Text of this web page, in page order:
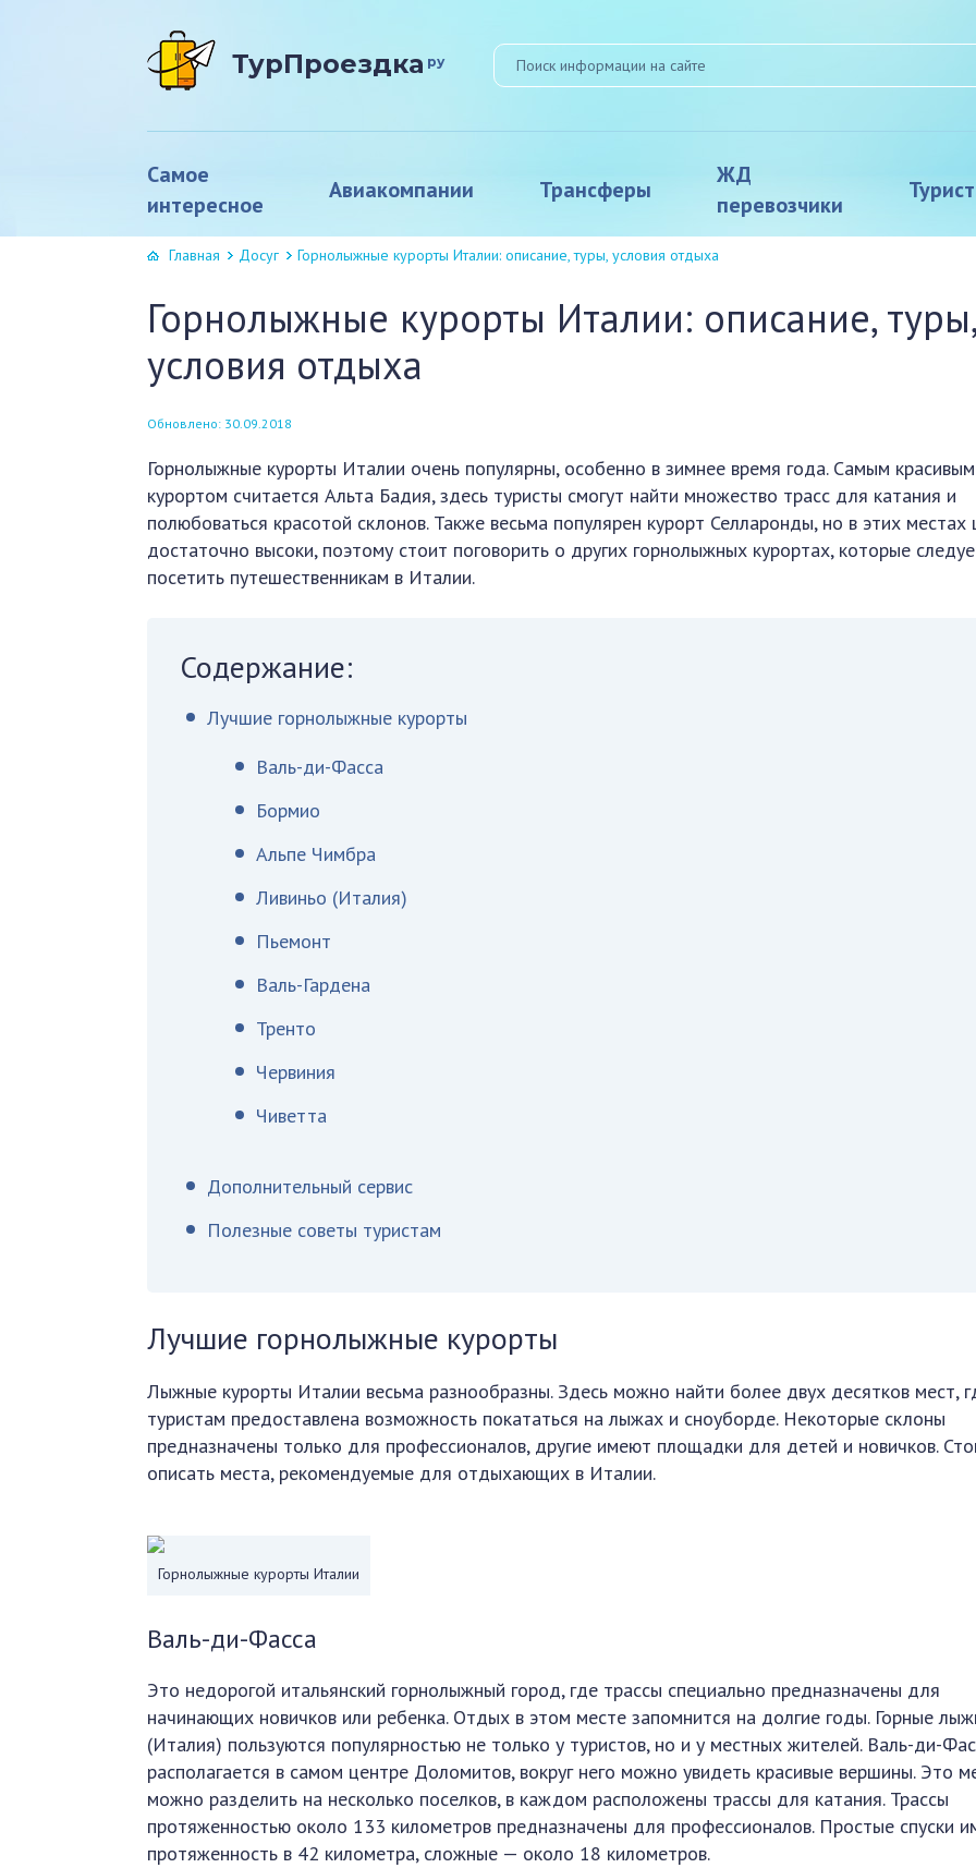
ТурПроездка ру
Самое
интересное
Авиакомпании Трансферы
ЖД
перевозчики
Главная Досуг Горнолыжные курорты Италии: описание, туры, условия отдыха
Горнолыжные курорты Италии: описание, туры,
условия отдыха
Обновлено: 30.09.2018
Горнолыжные курорты Италии очень популярны, особенно в зимнее время года. Самым красивым
курортом считается Альта Бадия, здесь туристы смогут найти множество трасс для катания и
полюбоваться красотой склонов. Также весьма популярен курорт Селларонды, но в этих местах
достаточно высоки, поэтому стоит поговорить о других горнолыжных курортах, которые
посетить путешественникам в Италии.
Содержание:
Лучшие горнолыжные курорты
Валь-ди-Фасса
Бормио
Альпе Чимбра
Ливиньо (Италия)
Пьемонт
Валь-Гардена
Тренто
Червиния
Чиветта
Дополнительный сервис
Полезные советы туристам
Лучшие горнолыжные курорты
Лыжные курорты Италии весьма разнообразны. Здесь можно найти более двух десятков мест,
туристам предоставлена возможность покататься на лыжах и сноуборде. Некоторые склоны
предназначены только для профессионалов, другие имеют площадки для детей и новичков.
описать места, рекомендуемые для отдыхающих в Италии.
Горнолыжные курорты Италии
Валь-ди-Фасса
Это недорогой итальянский горнолыжный город, где трассы специально предназначены для
начинающих новичков или ребенка. Отдых в этом месте запомнится на долгие годы. Горные
(Италия) пользуются популярностью не только у туристов, но и у местных жителей. Валь-ди-
располагается в самом центре Доломитов, вокруг него можно увидеть красивые вершины. Это
можно разделить на несколько поселков, в каждом расположены трассы для катания. Трассы
протяженностью около 133 километров предназначены для профессионалов. Простые спуски
протяженность в 42 километра, сложные — около 18 километров.